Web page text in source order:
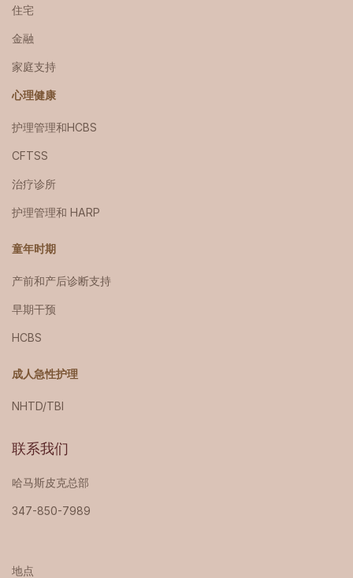
住宅
金融
家庭支持
心理健康
护理管理和HCBS
CFTSS
治疗诊所
护理管理和 HARP
童年时期
产前和产后诊断支持
早期干预
HCBS
成人急性护理
NHTD/TBI
联系我们
哈马斯皮克总部
347-850-7989
地点